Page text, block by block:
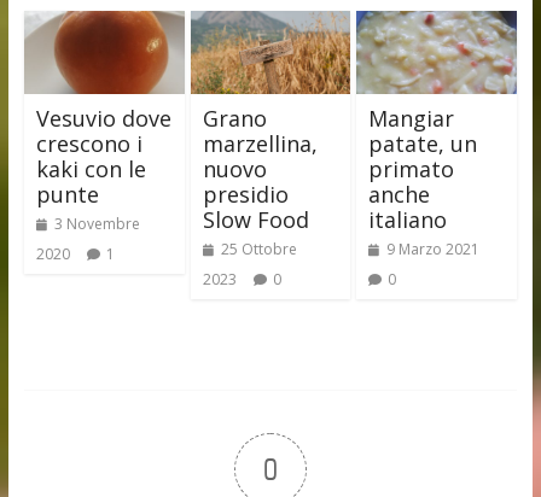
Vesuvio dove
crescono i
kaki con le
punte
3 Novembre
2020
1
Grano
marzellina,
nuovo
presidio
Slow Food
25 Ottobre
2023
0
Mangiar
patate, un
primato
anche
italiano
9 Marzo 2021
0
0